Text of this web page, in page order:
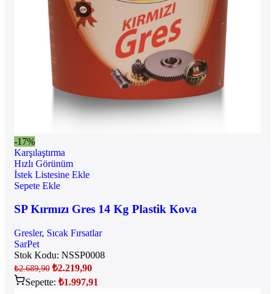
-17%
Karşılaştırma
Hızlı Görünüm
İstek Listesine Ekle
Sepete Ekle
SP Kırmızı Gres 14 Kg Plastik Kova
Gresler, Sıcak Fırsatlar
SarPet
Stok Kodu: NSSP0008
₺2.689,90 ₺2.219,90
Sepette: ₺1.997,91